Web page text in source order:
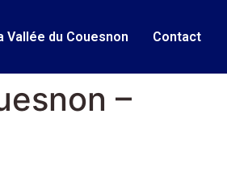
Vallée du Couesnon Contact
–